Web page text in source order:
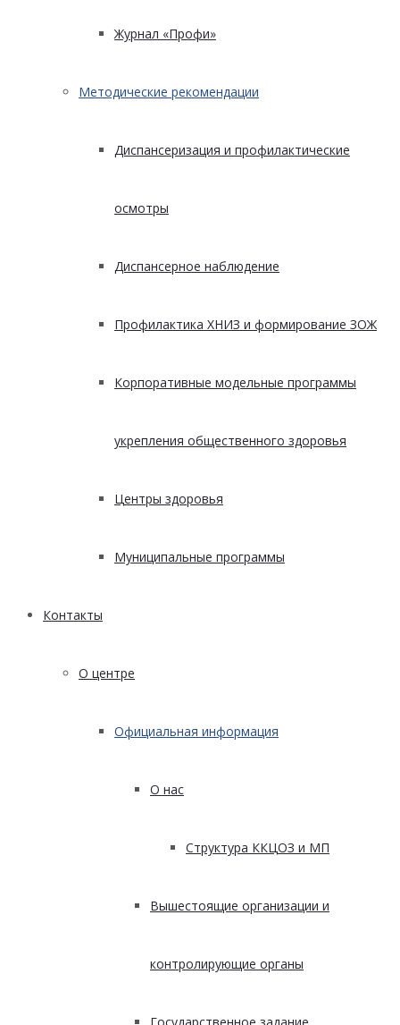
Журнал «Профи»
Методические рекомендации
Диспансеризация и профилактические
осмотры
Диспансерное наблюдение
Профилактика ХНИЗ и формирование ЗОЖ
Корпоративные модельные программы
укрепления общественного здоровья
Центры здоровья
Муниципальные программы
Контакты
О центре
Официальная информация
О нас
Структура ККЦОЗ и МП
Вышестоящие организации и
контролирующие органы